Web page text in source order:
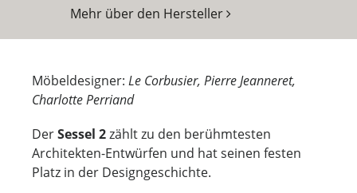
Mehr über den Hersteller
Möbeldesigner: Le Corbusier, Pierre Jeanneret,
Charlotte Perriand
DerSessel 2zählt zu den berühmtesten
Architekten-Entwürfen und hat seinen festen
Platz in der Designgeschichte.